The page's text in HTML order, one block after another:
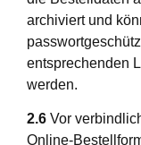
archiviert und
entsprechenden
werden.
2.6 Vor
Online-